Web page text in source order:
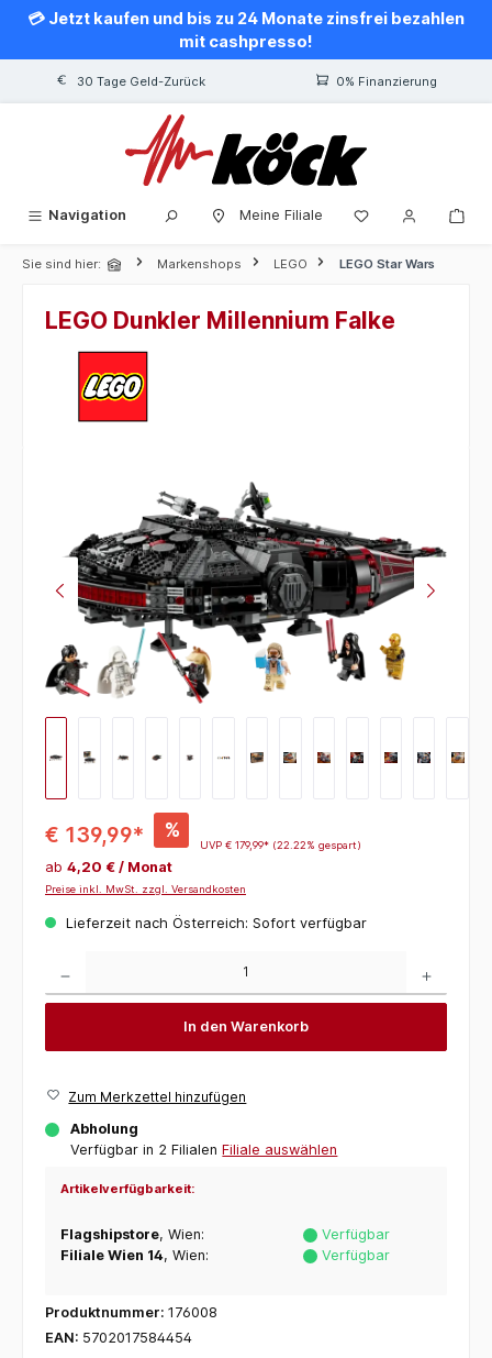
springen
💳 Jetzt kaufen und bis zu 24 Monate zinsfrei bezahlen
mit cashpresso!
30 Tage Geld-Zurück 0% Finanzierung
Navigation Meine Filiale
Sie sind hier: Markenshops LEGO LEGO Star Wars
LEGO Dunkler Millennium Falke
€ 139,99* %
UVP € 179,99* (22.22% gespart)
ab 4,20 € / Monat
Preise inkl. MwSt. zzgl. Versandkosten
Lieferzeit nach Österreich: Sofort verfügbar
In den Warenkorb
Zum Merkzettel hinzufügen
Abholung
Verfügbar in 2 Filialen Filiale auswählen
Artikelverfügbarkeit:
Flagshipstore, Wien:
Verfügbar
Filiale Wien 14, Wien: Verfügbar
Produktnummer: 176008
EAN: 5702017584454